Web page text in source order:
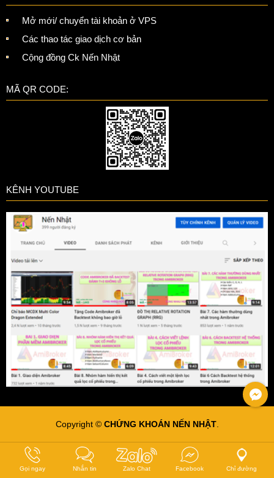
Mở mới/ chuyển tài khoản ở VPS
Các thao tác giao dịch cơ bản
Cộng đồng Ck Nến Nhật
MÃ QR CODE:
KÊNH YOUTUBE
Copyright © CHỨNG KHOÁN NẾN NHẬT.
Gọi ngay Nhắn tin Zalo Chat Facebook Chỉ đường